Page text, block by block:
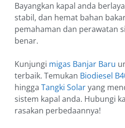
Bayangkan kapal anda
stabil, dan hemat bahan
pemahaman dan perawatan
benar.
Kunjungi migas Banjar Baru
terbaik. Temukan Biodiesel
hingga Tangki Solaryang
sistem kapal anda. Hubungi
rasakan perbedaannya!